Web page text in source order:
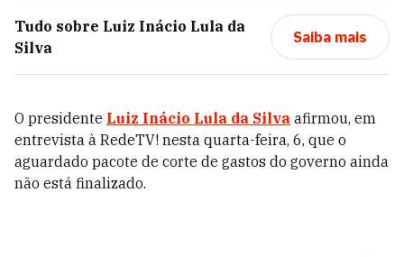
Tudo sobre Luiz Inácio Lula da
Silva
Saiba mais
O presidente Luiz Inácio Lula da Silva afirmou, em
entrevista à RedeTV! nesta quarta-feira, 6, que o
aguardado pacote de corte de gastos do governo ainda
não está finalizado.